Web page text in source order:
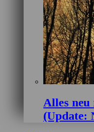
Alles
(Update: